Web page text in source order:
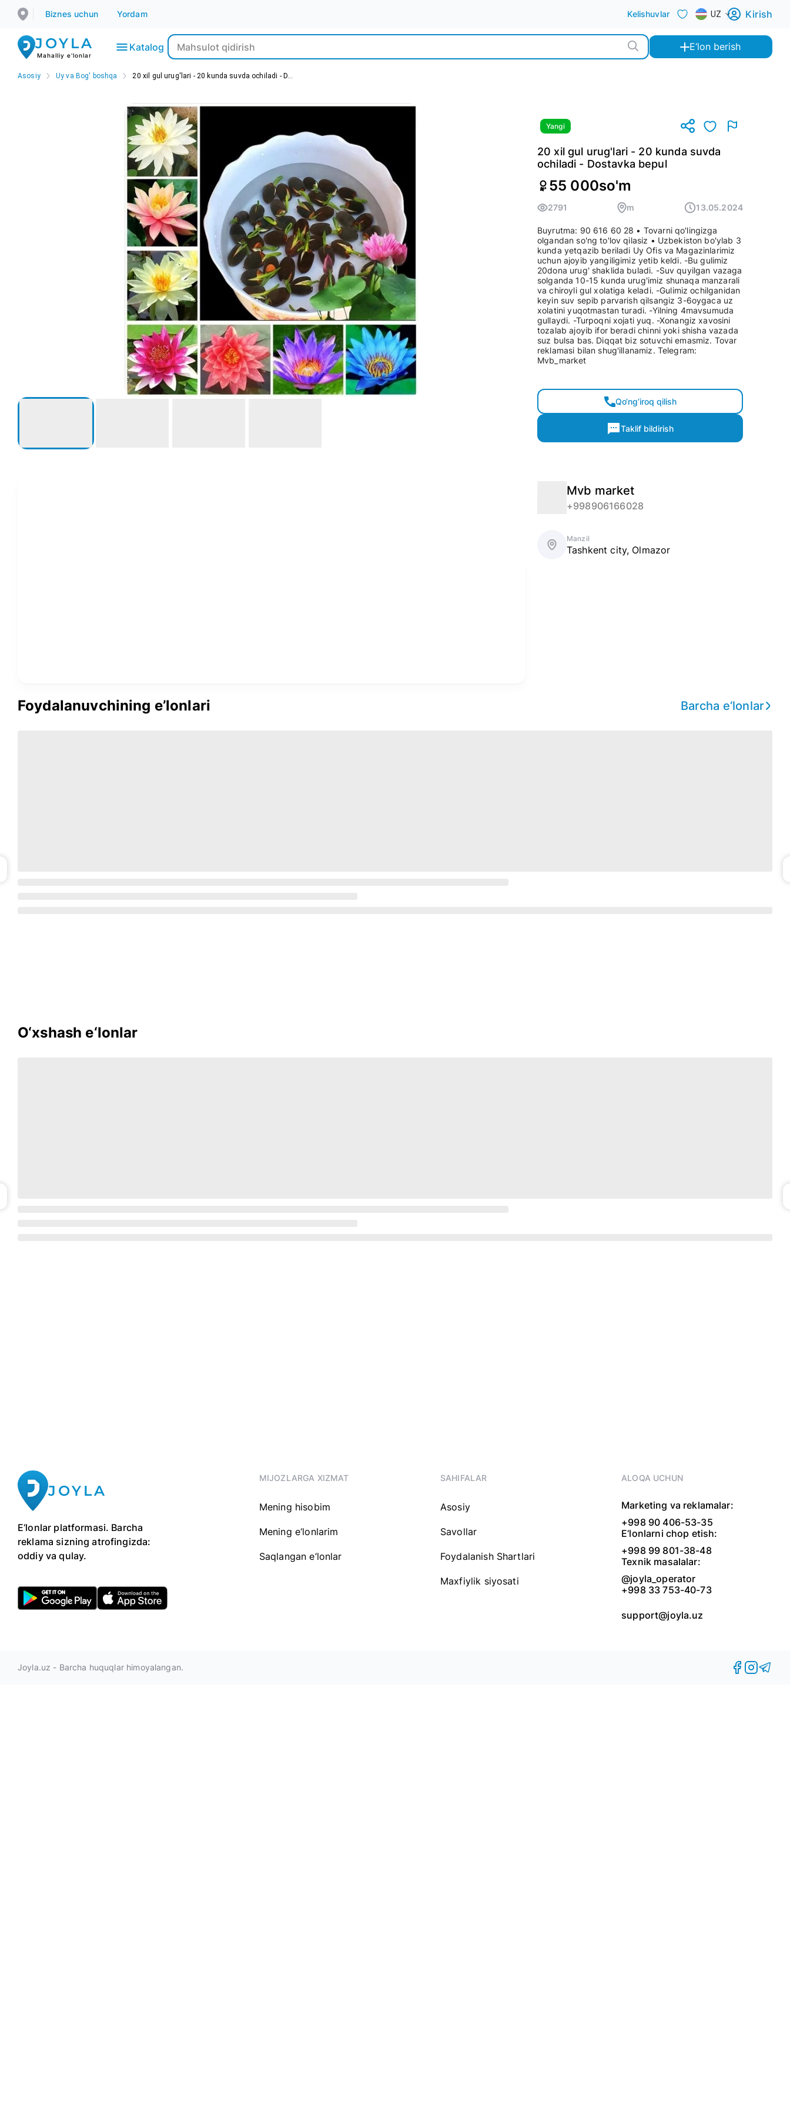
Biznes uchun Yordam Kelishuvlar UZ Kirish
JOYLA
Mahalliy e'lonlar
Katalog E‘lon berish
Asosiy Uy va Bog' boshqa 20 xil gul urug'lari - 20 kunda suvda ochiladi - D...
Yangi
20 xil gul urug'lari - 20 kunda suvda
ochiladi - Dostavka bepul
55 000so'm
2791 m 13.05.2024
Buyrutma: 90 616 60 28 • Tovarni qo'lingizga
olgandan so'ng to'lov qilasiz • Uzbekiston bo'ylab 3
kunda yetqazib beriladi Uy Ofis va Magazinlarimiz
uchun ajoyib yangiligimiz yetib keldi. -Bu gulimiz
20dona urug' shaklida buladi. -Suv quyilgan vazaga
solganda 10-15 kunda urug'imiz shunaqa manzarali
va chiroyli gul xolatiga keladi. -Gulimiz ochilganidan
keyin suv sepib parvarish qilsangiz 3-6oygaca uz
xolatini yuqotmastan turadi. -Yilning 4mavsumuda
gullaydi. -Turpoqni xojati yuq. -Xonangiz xavosini
tozalab ajoyib ifor beradi chinni yoki shisha vazada
suz bulsa bas. Diqqat biz sotuvchi emasmiz. Tovar
reklamasi bilan shug'illanamiz. Telegram:
Mvb_market
Qo‘ng‘iroq qilish
Taklif bildirish
Mvb market
+998906166028
Manzil
Tashkent city, Olmazor
Foydalanuvchining e’lonlari Barcha e‘lonlar
O‘xshash e‘lonlar
JOYLA
E‘lonlar platformasi. Barcha
reklama sizning atrofingizda:
oddiy va qulay.
MIJOZLARGA XIZMAT
Mening hisobim
Mening e‘lonlarim
Saqlangan e‘lonlar
SAHIFALAR
Asosiy
Savollar
Foydalanish Shartlari
Maxfiylik siyosati
ALOQA UCHUN
Marketing va reklamalar:
+998 90 406-53-35
E‘lonlarni chop etish:
+998 99 801-38-48
Texnik masalalar:
@joyla_operator
+998 33 753-40-73
support@joyla.uz
Joyla.uz - Barcha huquqlar himoyalangan.